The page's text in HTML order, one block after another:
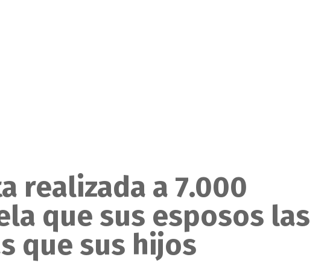
realizada a 7.000
que sus esposos las
que sus hijos